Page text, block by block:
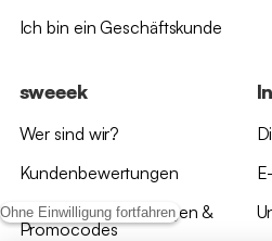
Ohne Einwilligung fortfahren
Ich bin ein Geschäftskunde
sweeek
Wer sind wir?
Kundenbewertungen
*Angebotsbedingungen &
Promocodes